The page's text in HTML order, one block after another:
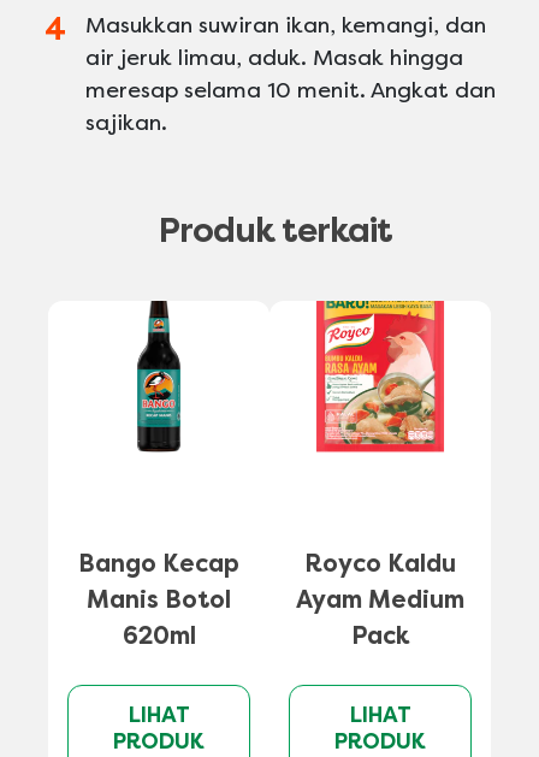
Masukkan suwiran ikan, kemangi, dan
air jeruk limau, aduk. Masak hingga
meresap selama 10 menit. Angkat dan
sajikan.
Produk terkait
Bango Kecap
Manis Botol
620ml
LIHAT
PRODUK
Royco Kaldu
Ayam Medium
Pack
LIHAT
PRODUK